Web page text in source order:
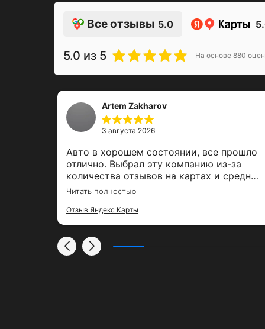
Все отзывы 5.0
5.0 из 5 На основе 880
Artem Zakharov
3 августа 2026
Авто в хорошем состоянии, все прошло
отлично. Выбрал эту компанию из-за
количества отзывов на картах и средней
оценки. Залог вернули вовремя, спасибо
Читать полностью
Отзыв Яндекс Карты